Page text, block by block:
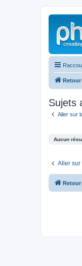
Sujets
Aller sur
Aucun
Aller sur